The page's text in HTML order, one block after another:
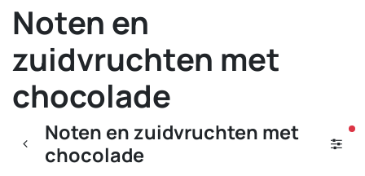
Noten en
zuidvruchten met
chocolade
Noten en zuidvruchten met
chocolade